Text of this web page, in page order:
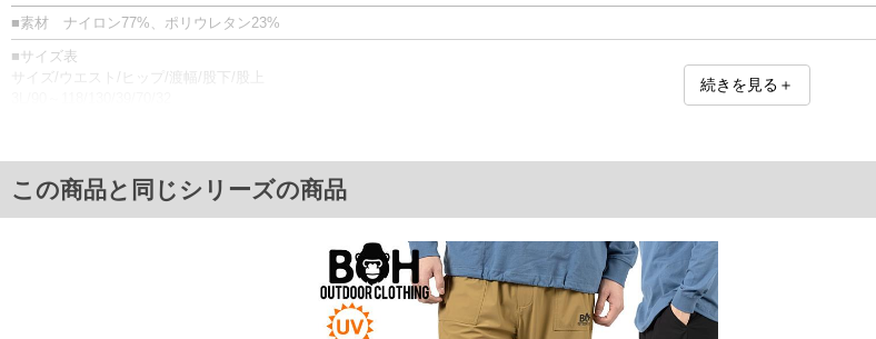
■素材 ナイロン77%、ポリウレタン23%
■サイズ表
サイズ/ウエスト/ヒップ/渡幅/股下/股上
6L/120～148/160/48/72/35
8L/140～168/180/54/73/37
単位はcm
返品交換希望の方は、商品到着後1週間以内にご連絡ください。
下着(肌着)やワイシャツは商品の性質上、返品交換不可とさせて頂いております。予めご了承くださいませ。
続きを見る＋
この商品と同じシリーズの商品